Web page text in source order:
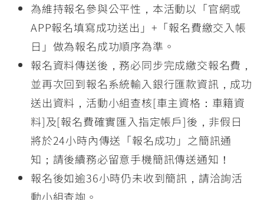
為維持報名參與公平性，本活動以「官網或
APP報名填寫成功送出」+「報名費繳交入帳
日」做為報名成功順序為準。
報名資料傳送後，務必同步完成繳交報名費，
並再次回到報名系統輸入銀行匯款資訊，成功
送出資料，活動小組查核[車主資格：車籍資
料]及[報名費確實匯入指定帳戶]後，非假日
將於24小時內傳送「報名成功」之簡訊通
知；請後續務必留意手機簡訊傳送通知！
報名後如逾36小時仍未收到簡訊，請洽詢活
動小組查詢。